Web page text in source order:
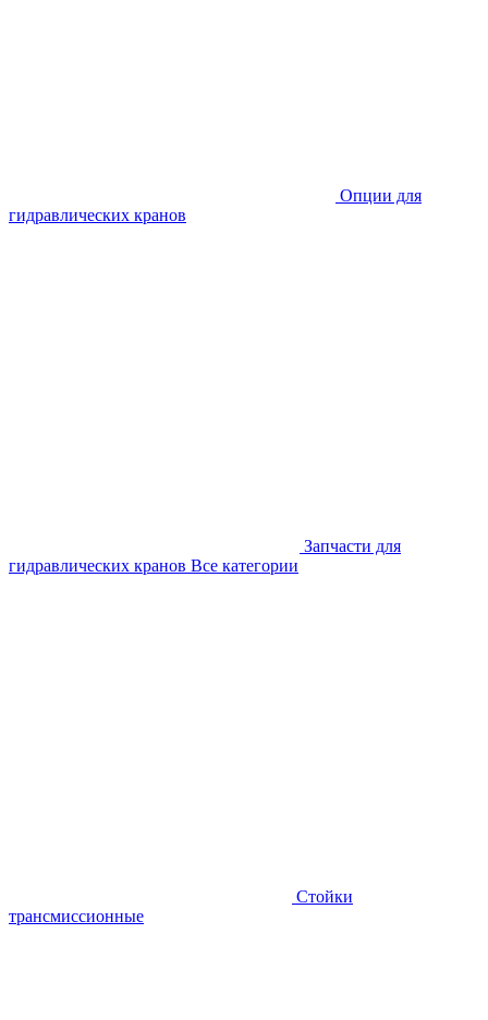
Опции для
гидравлических кранов
Запчасти для
гидравлических кранов Все категории
Стойки
трансмиссионные